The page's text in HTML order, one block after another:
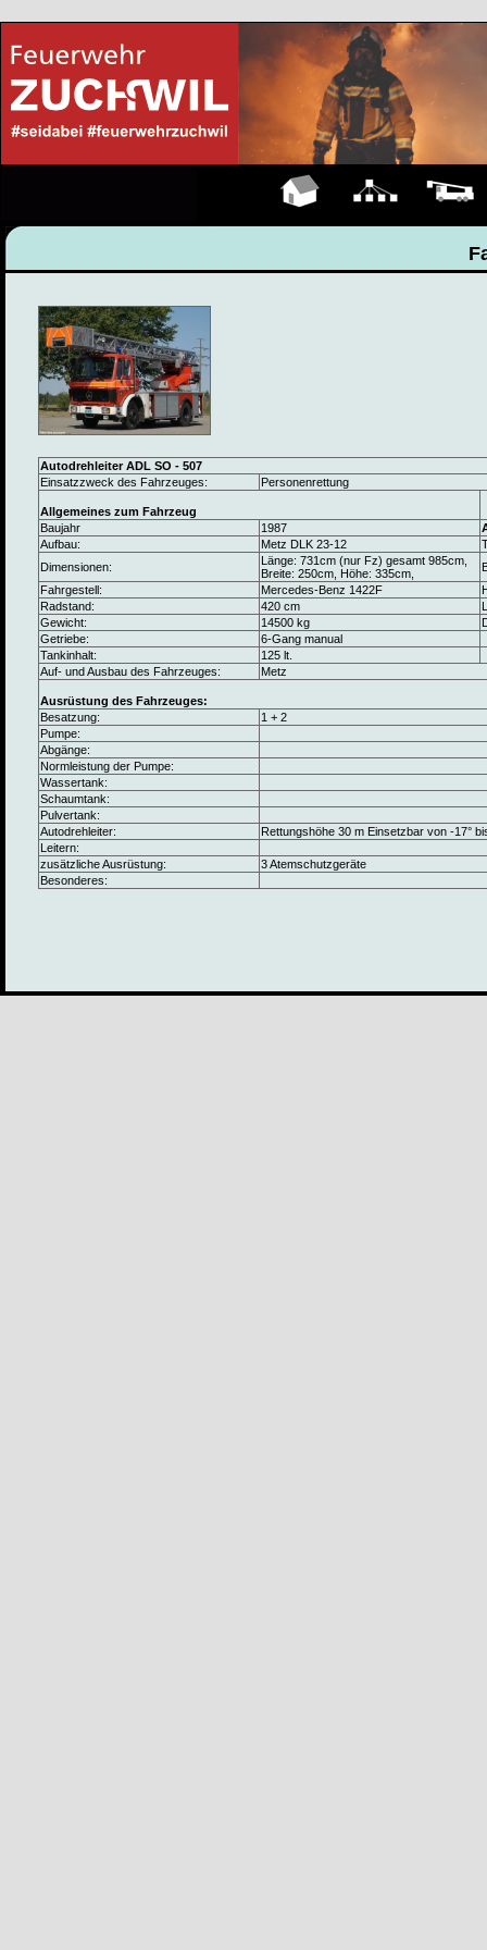
Autodrehleiter ADL SO - 507
Einsatzzweck des Fahrzeuges:
Personenrettung
Allgemeines zum Fahrzeug
Baujahr
1987
Aufbau:
Metz DLK 23-12
Dimensionen:
Länge: 731cm (nur Fz) gesamt 985cm,
Breite: 250cm, Höhe: 335cm,
Fahrgestell:
Mercedes-Benz 1422F
Radstand:
420 cm
Gewicht:
14500 kg
Getriebe:
6-Gang manual
Tankinhalt:
125 lt.
Auf- und Ausbau des Fahrzeuges:
Metz
Ausrüstung des Fahrzeuges:
Besatzung:
1 + 2
Pumpe:
Abgänge:
Normleistung der Pumpe:
Wassertank:
Schaumtank:
Pulvertank:
Autodrehleiter:
Rettungshöhe 30 m Einsetzbar von -17°
Leitern:
zusätzliche Ausrüstung:
3 Atemschutzgeräte
Besonderes: